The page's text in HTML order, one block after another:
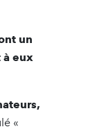
un
eux
«